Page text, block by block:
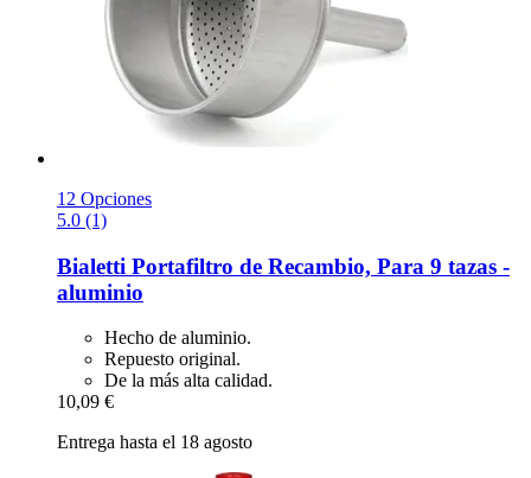
12 Opciones
5.0 (1)
Bialetti Portafiltro de Recambio, Para 9 tazas -​
aluminio
Hecho de aluminio.
Repuesto original.
De la más alta calidad.
10,09 €
Entrega hasta el 18 agosto